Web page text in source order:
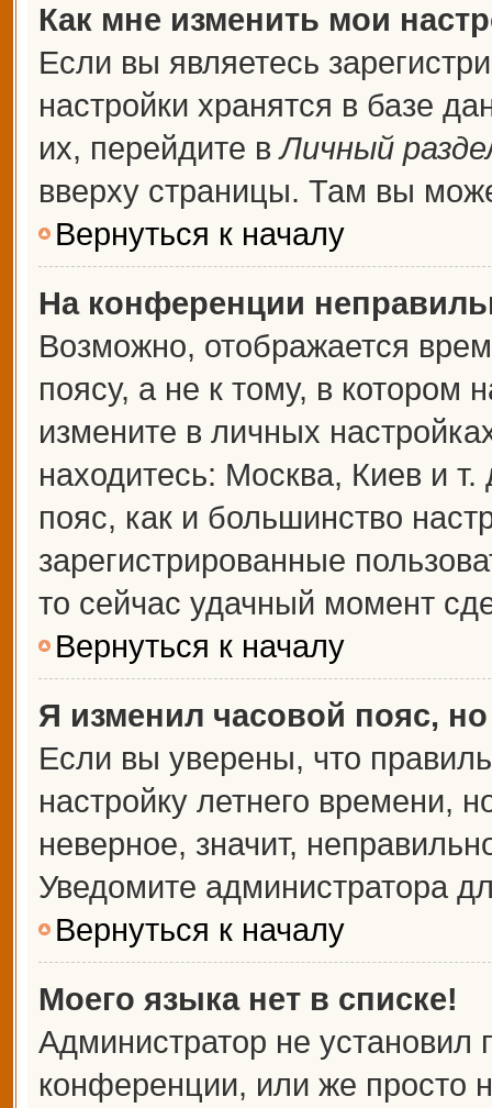
Как мне изменить мои
Если вы являетесь
настройки хранятся в базе
их, перейдите вЛичный
вверху страницы. Там вы
Вернуться к началу
На конференции
Возможно, отображается
поясу, а не к тому, в котором
измените в личных
находитесь: Москва, Киев и
пояс, как и большинство
зарегистрированные
то сейчас удачный момент
Вернуться к началу
Я изменил часовой пояс,
Если вы уверены, что
настройку летнего времени,
неверное, значит,
Уведомите администратора
Вернуться к началу
Моего языка нет в списке!
Администратор не установил
конференции, или же просто